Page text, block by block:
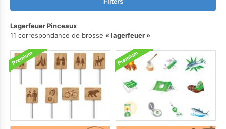
Lagerfeuer Pinceaux
11 correspondance de brosse
lagerfeuer